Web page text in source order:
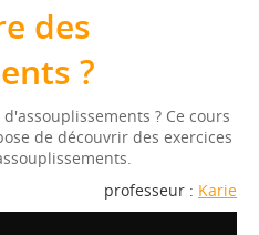
des
?
? Ce cours
de découvrir des exercices
professeur : Karie